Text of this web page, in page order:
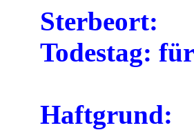
Sterbeort:
Todestag:
Haftgrund: